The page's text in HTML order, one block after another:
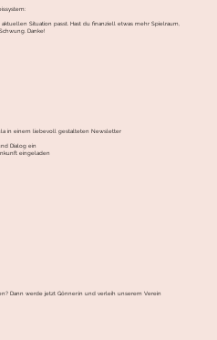
Situation passt. Hast du finanziell etwas mehr Spielraum,
Danke!
in einem liebevoll gestalteten Newsletter
Dialog ein
eingeladen
Dann werde jetzt Gönner:in und verleih unserem Verein